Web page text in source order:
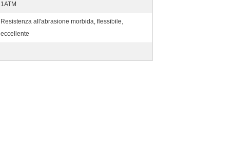
1ATM
Resistenza all'abrasione morbida, flessibile,
eccellente